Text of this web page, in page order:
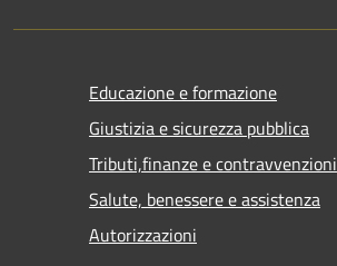
Educazione e formazione
Giustizia e sicurezza pubblica
Tributi,finanze e contravvenzioni
Salute, benessere e assistenza
Autorizzazioni